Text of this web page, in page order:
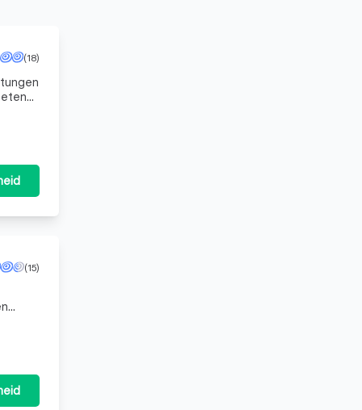
(18)
(15)